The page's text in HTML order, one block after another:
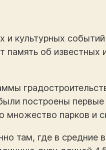
и культурных
память об известных
построены
парков и
там, где в средние